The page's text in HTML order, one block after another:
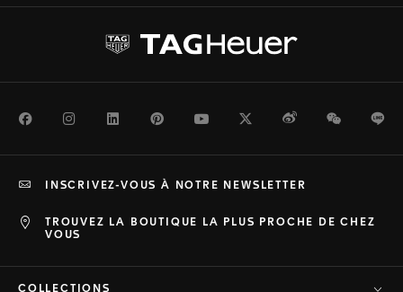
FacebookInstagramLinkedInPinterestYoutubeTwitterWeiboWeChat
TROUVEZ LA BOUTIQUE LA PLUS PROCHE DE CHEZ
VOUS
INSCRIVEZ-VOUS À NOTRE NEWSLETTER
COLLECTIONS